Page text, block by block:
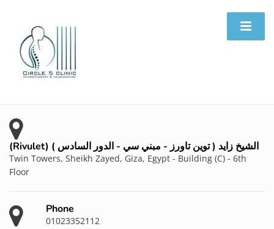
(Rivulet) الشيخ زايد ( توين تاورز - مبني سي - الدور السادس )
Twin Towers, Sheikh Zayed, Giza, Egypt - Building (C) - 6th
Floor
Phone
01023352112